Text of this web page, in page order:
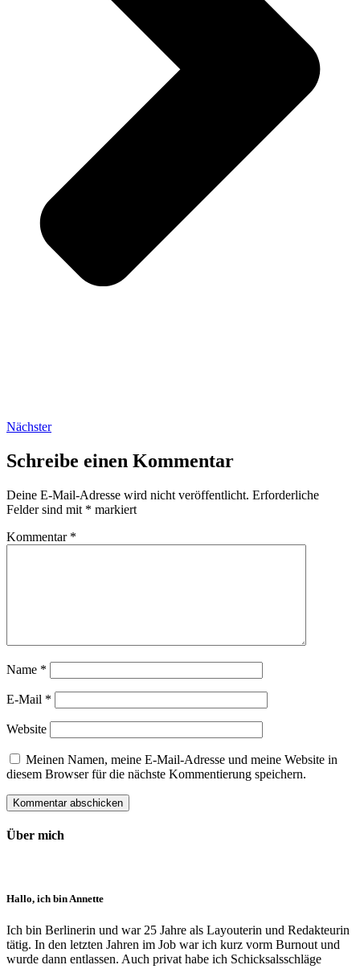
Nächster
Schreibe einen Kommentar
Deine E-Mail-Adresse wird nicht veröffentlicht. Erforderliche
Felder sind mit * markiert
Kommentar *
Name *
E-Mail *
Website
Meinen Namen, meine E-Mail-Adresse und meine Website in
diesem Browser für die nächste Kommentierung speichern.
Über mich
Hallo, ich bin Annette
Ich bin Berlinerin und war 25 Jahre als Layouterin und Redak­teurin
tätig. In den letzten Jahren im Job war ich kurz vorm Burnout und
wurde dann ent­lassen. Auch privat habe ich Schick­sals­schläge